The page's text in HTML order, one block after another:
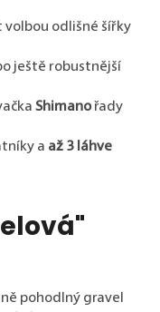
odlišné šířky
ještě robustnější
Shimanořady
a až 3 láhve
pohodlný gravel